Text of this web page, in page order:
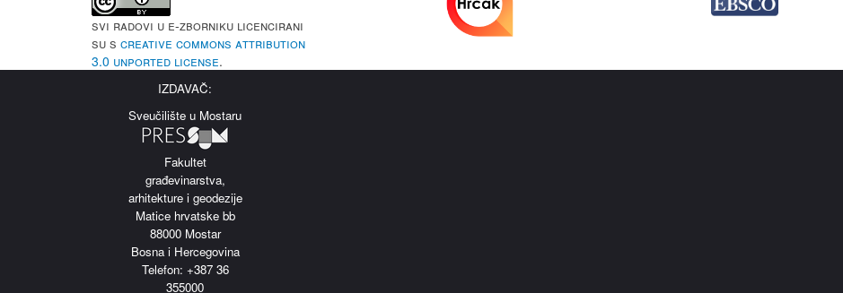
Svi radovi u e-Zborniku licencirani
su s Creative Commons Attribution
3.0 Unported License.
IZDAVAČ:
Sveučilište u Mostaru
Fakultet
građevinarstva,
arhitekture i geodezije
Matice hrvatske bb
88000 Mostar
Bosna i Hercegovina
Telefon: +387 36
355000